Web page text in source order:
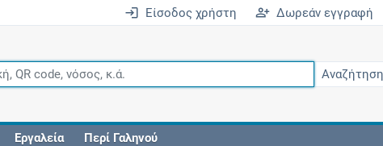
Είσοδος χρήστη Δωρεάν εγγραφή
Εργαλεία Περί Γαληνού